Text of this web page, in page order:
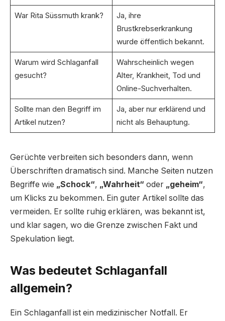
War Rita Süssmuth krank?
Ja, ihre
Brustkrebserkrankung
wurde öffentlich bekannt.
Warum wird Schlaganfall
gesucht?
Wahrscheinlich wegen
Alter, Krankheit, Tod und
Online-Suchverhalten.
Sollte man den Begriff im
Artikel nutzen?
Ja, aber nur erklärend und
nicht als Behauptung.
Gerüchte verbreiten sich besonders dann, wenn
Überschriften dramatisch sind. Manche Seiten nutzen
Begriffe wie „Schock“, „Wahrheit“ oder „geheim“,
um Klicks zu bekommen. Ein guter Artikel sollte das
vermeiden. Er sollte ruhig erklären, was bekannt ist,
und klar sagen, wo die Grenze zwischen Fakt und
Spekulation liegt.
Was bedeutet Schlaganfall
allgemein?
Ein Schlaganfall ist ein medizinischer Notfall. Er